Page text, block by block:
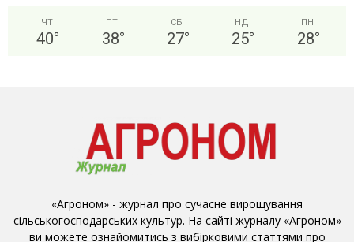
ЧТ
40°
ПТ
38°
СБ
27°
НД
25°
ПН
28°
«Агроном» - журнал про сучасне вирощування
сільськогосподарських культур. На сайті журналу «Агроном»
ви можете ознайомитись з вибірковими статтями про